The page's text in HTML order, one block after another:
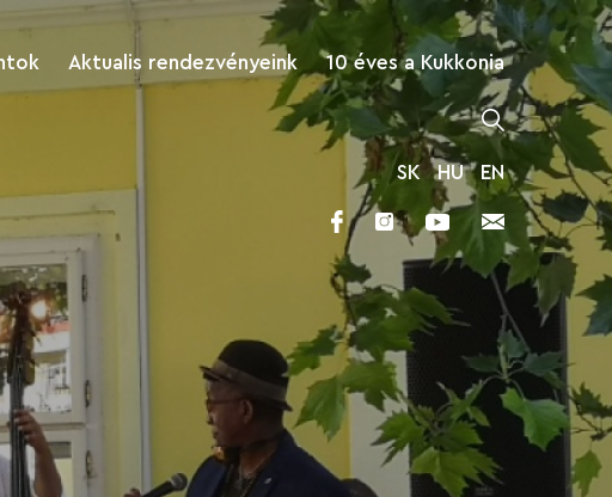
SK HU EN
Aktualis rendezvényeink 10 éves a Kukkonia